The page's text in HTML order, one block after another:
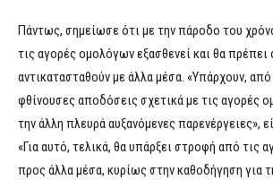
Πάντως, σημείωσε ότι με την πάροδο του
τις αγορές ομολόγων εξασθενεί και θα πρέπει
αντικατασταθούν με άλλα μέσα. «Υπάρχουν,
φθίνουσες αποδόσεις σχετικά με τις αγορές
την άλλη πλευρά αυξανόμενες παρενέργειες»,
«Για αυτό, τελικά, θα υπάρξει στροφή από τις
προς άλλα μέσα, κυρίως στην καθοδήγηση για